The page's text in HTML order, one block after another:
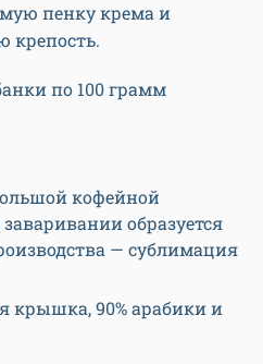
пенку крема и
крепость.
по 100 грамм
кофейной
образуется
— сублимация
крышка, 90% арабики и